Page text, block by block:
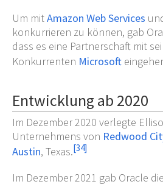
Um mitAmazon Web Services
konkurrieren zu können, gab
dass es eine Partnerschaft mit
Konkurrenten Microsoft
Entwicklung ab 2020
Im Dezember 2020 verlegte
Unternehmens von Redwood
Austin, Texas.[34]
Im Dezember 2021 gab Oracle